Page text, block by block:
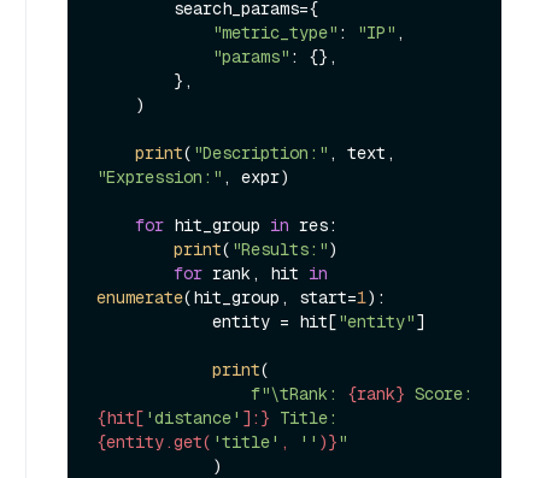
"metric_type" : "IP" ,
"params" : {},
print( "Description:"
"Expression:" , expr)
for hit_group in res:
print( "Results:")
for rank, hit in
enumerate(hit_group, start=1):
            entity = hit[
"entity"]
print(
f"\tRank: {rank}
{hit[ 'distance' ]:}
{entity.get( 'title' , '' )}"